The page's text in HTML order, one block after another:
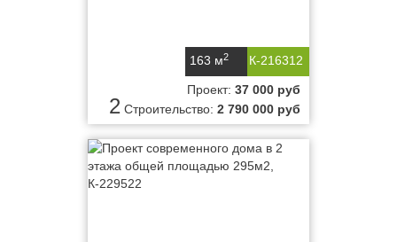
К-216312
163 м2
2
Проект: 37 000 руб
Строительство: 2 790 000 руб